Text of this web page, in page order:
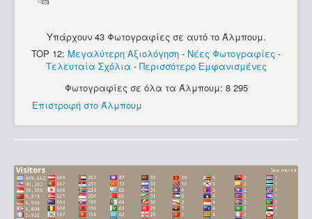
Υπάρχουν 43 Φωτογραφίες σε αυτό το Άλμπουμ.
TOP 12: Μεγαλύτερη Αξιολόγηση - Νέες Φωτογραφίες -
Τελευταία Σχόλια - Περισσότερο Εμφανισμένες
Φωτογραφίες σε όλα τα Άλμπουμ: 8 295
Επιστροφή στο Άλμπουμ